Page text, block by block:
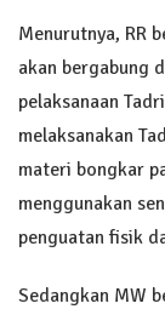
Menurutnya, RR
akan bergabung
pelaksanaan
melaksanakan
materi bongkar
menggunakan
penguatan fisik
Sedangkan MW